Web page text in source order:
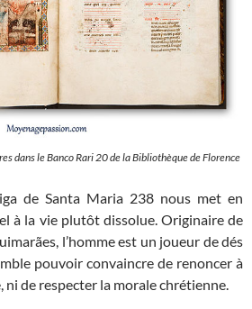
dans le Banco Rari 20 de la Bibliothèque de Florence
de Santa Maria 238 nous met en
à la vie plutôt dissolue. Originaire de
l’homme est un joueur de dés
pouvoir convaincre de renoncer à
ni de respecter la morale chrétienne.